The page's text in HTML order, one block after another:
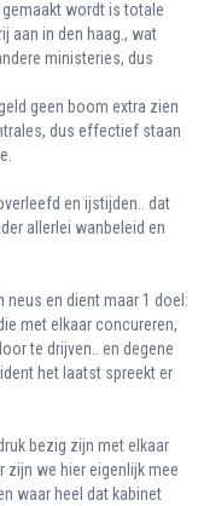
wordt is totale
aan in den haag., wat
ministeries, dus
geen boom extra zien
dus effectief staan
en ijstijden.. dat
allerlei wanbeleid en
en dient maar 1 doel:
met elkaar concureren,
te drijven.. en degene
het laatst spreekt er
bezig zijn met elkaar
zijn we hier eigenlijk mee
waar heel dat kabinet